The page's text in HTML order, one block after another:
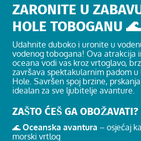
ZARONITE U
HOLE TOBOGANU
Udahnite duboko i uronite u
vodenog tobogana! Ova atrakcija
oceana vodi vas kroz vrtoglavo,
završava spektakularnim padom u
Hole. Savršen spoj brzine,
idealan za sve ljubitelje avanture.
ZAŠTO ĆEŠ GA OBOŽAVATI?
🌊 Oceanska avantura – osjećaj
morski vrtlog